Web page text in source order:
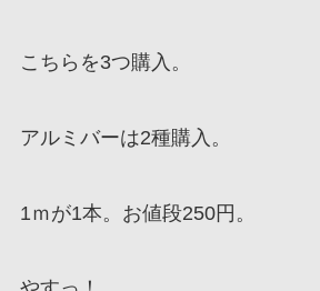
こちらを3つ購入。
アルミバーは2種購入。
1ｍが1本。お値段250円。